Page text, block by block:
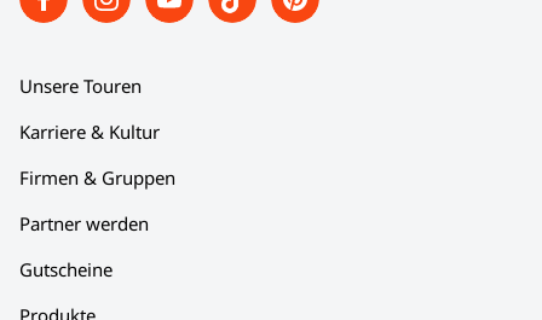
Unsere Touren
Karriere & Kultur
Firmen & Gruppen
Partner werden
Gutscheine
Produkte